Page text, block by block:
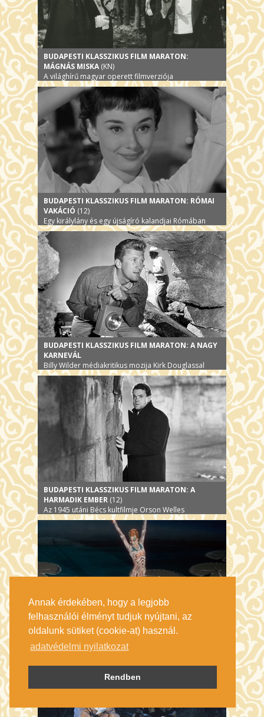
Annak érdekében, hogy a legjobb
felhasználói élményt tudjuk nyújtani, az
oldalunk sütiket (cookie-at) használ.
adatvédelmi nyilatkozat
Rendben
BUDAPESTI KLASSZIKUS FILM MARATON:
MÁGNÁS MISKA (KN)
A világhírű magyar operett filmverziója
sztárparádéval
BUDAPESTI KLASSZIKUS FILM MARATON: RÓMAI
VAKÁCIÓ (12)
Egy királylány és egy újságíró kalandjai Rómában
BUDAPESTI KLASSZIKUS FILM MARATON: A NAGY
KARNEVÁL
Billy Wilder médiakritikus mozija Kirk Douglassal
BUDAPESTI KLASSZIKUS FILM MARATON: A
HARMADIK EMBER (12)
Az 1945 utáni Bécs kultfilmje Orson Welles
alakításával
BUDAPESTI KLASSZIKUS FILM MARATON:
HOFFMANN MESÉI
A Pressburger-Powell rendezőpáros operafilmje